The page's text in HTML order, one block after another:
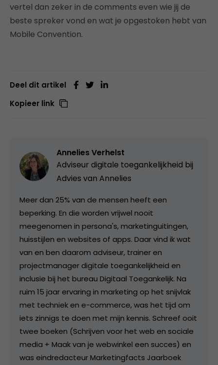
vertel dan zeker in de comments even wie jij de
beste spreker vond en wat je opgestoken hebt van
Mobile Convention.
Deel dit artikel
Kopieer link
Annelies Verhelst
Adviseur digitale toegankelijkheid bij
Advies van Annelies
Meer dan 25% van de mensen heeft een
beperking. En die worden vrijwel nooit
meegenomen in persona's, marketinguitingen,
huisstijlen en websites of apps. Daar vind ik wat
van en ben daarom adviseur, trainer en
projectmanager digitale toegankelijkheid en
inclusie bij het bureau Digitaal Toegankelijk. Na
ruim 15 jaar ervaring in marketing op het snijvlak
met techniek en e-commerce, was het tijd om
iets zinnigs te doen met mijn kennis. Schreef ooit
twee boeken (Schrijven voor het web en sociale
media + Maak van je webwinkel een succes) en
was eindredacteur Marketingfacts Jaarboek